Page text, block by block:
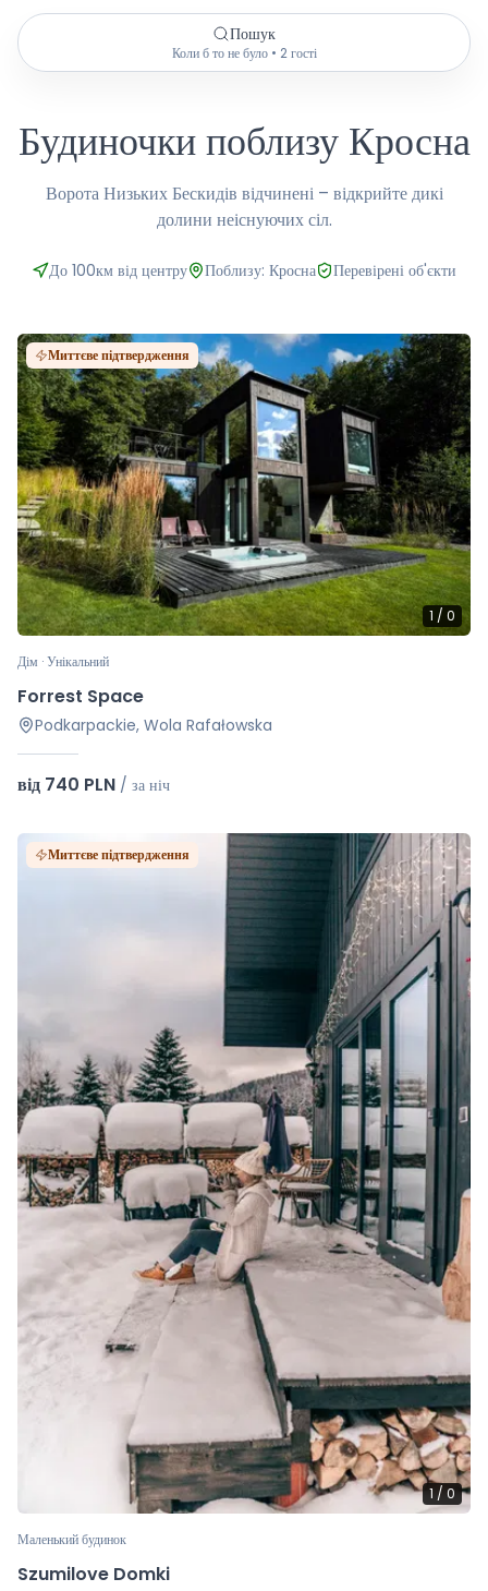
Пошук
Коли б то не було • 2 гості
Будиночки поблизу Кросна
Ворота Низьких Бескидів відчинені – відкрийте дикі
долини неіснуючих сіл.
До 100км від центру Поблизу: Кросна Перевірені об'єкти
Миттєве підтвердження
1 / 0
Дім · Унікальний
Forrest Space
Podkarpackie, Wola Rafałowska
від 740 PLN / за ніч
Миттєве підтвердження
1 / 0
Маленький будинок
Szumilove Domki